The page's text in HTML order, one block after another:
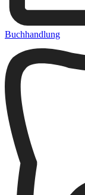
Buchhandlung